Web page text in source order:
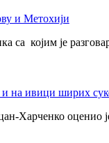
и Метохији
којим је
и на ивици ширих
Харченко оценио